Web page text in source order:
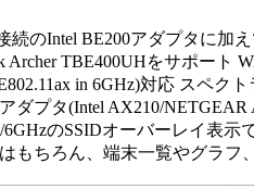
続のIntel BE200アダプタに加
Archer TBE400UHをサポート
in 6GHz)対応 スペク
ダプタ(Intel AX210/
6GHzのSSIDオーバーレイ表示
もちろん、端末一覧やグラフ